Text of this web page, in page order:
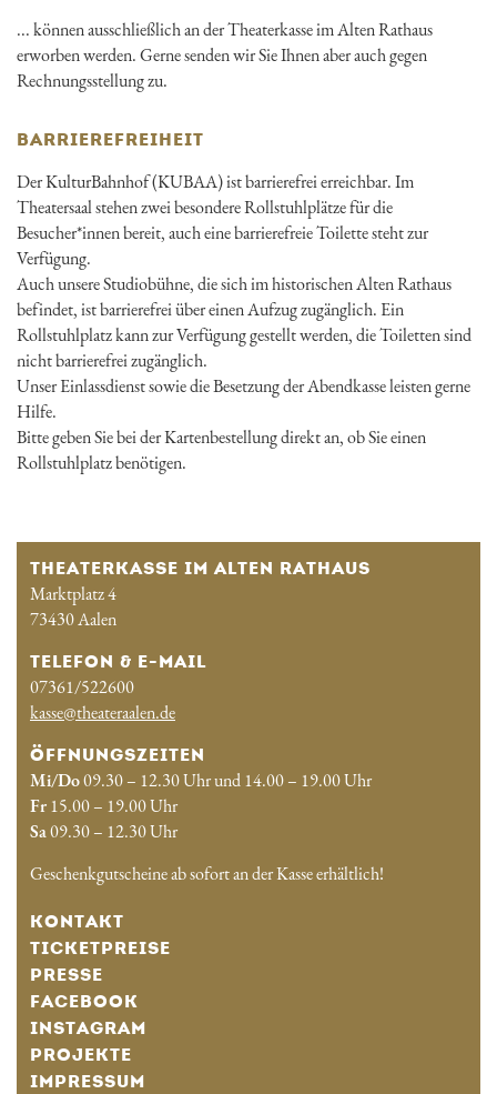
... können ausschließlich an der Theaterkasse im Alten Rathaus
erworben werden. Gerne senden wir Sie Ihnen aber auch gegen
Rechnungsstellung zu.
BARRIEREFREIHEIT
Der KulturBahnhof (KUBAA) ist barrierefrei erreichbar. Im
Theatersaal stehen zwei besondere Rollstuhlplätze für die
Besucher*innen bereit, auch eine barrierefreie Toilette steht zur
Verfügung.
Auch unsere Studiobühne, die sich im historischen Alten Rathaus
befindet, ist barrierefrei über einen Aufzug zugänglich. Ein
Rollstuhlplatz kann zur Verfügung gestellt werden, die Toiletten sind
nicht barrierefrei zugänglich.
Unser Einlassdienst sowie die Besetzung der Abendkasse leisten gerne
Hilfe.
Bitte geben Sie bei der Kartenbestellung direkt an, ob Sie einen
Rollstuhlplatz benötigen.
THEATERKASSE IM ALTEN RATHAUS
Marktplatz 4
73430 Aalen
TELEFON & E-MAIL
07361/522600
kasse@theateraalen.de
ÖFFNUNGSZEITEN
Mi/Do09.30 – 12.30 Uhr und 14.00 – 19.00 Uhr
Fr15.00 – 19.00 Uhr
Sa09.30 – 12.30 Uhr
Geschenkgutscheine ab sofort an der Kasse erhältlich!
KONTAKT
TICKETPREISE
PRESSE
FACEBOOK
INSTAGRAM
PROJEKTE
IMPRESSUM